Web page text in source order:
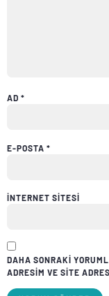
AD *
E-POSTA *
İNTERNET SITESI
DAHA SONRAKI
ADRESIM VE SITE